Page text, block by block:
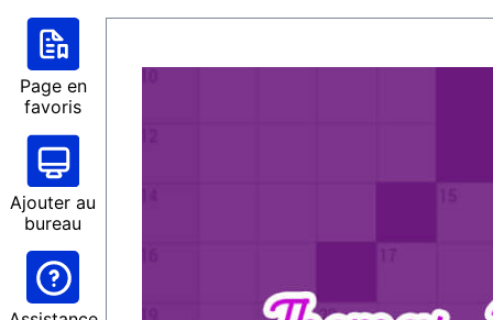
Page en
favoris
Ajouter au
bureau